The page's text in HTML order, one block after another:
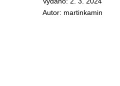
Autor: martinkamin